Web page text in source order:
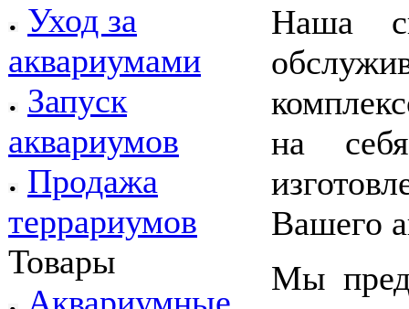
Уход за
аквариумами
Запуск
аквариумов
Продажа
террариумов
Товары
Наша
на
Вашего
Мы